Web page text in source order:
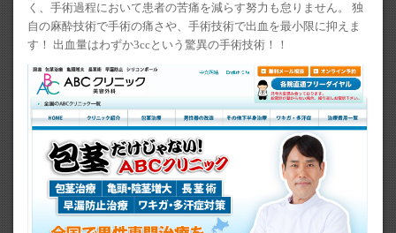
く、手術過程において患者の苦痛を減らす努力も怠りません。 独
自の麻酔技術で手術の痛さや、手術技術で出血を最小限に抑えま
す！ 出血量はわずか3ccという驚異の手術技術！！